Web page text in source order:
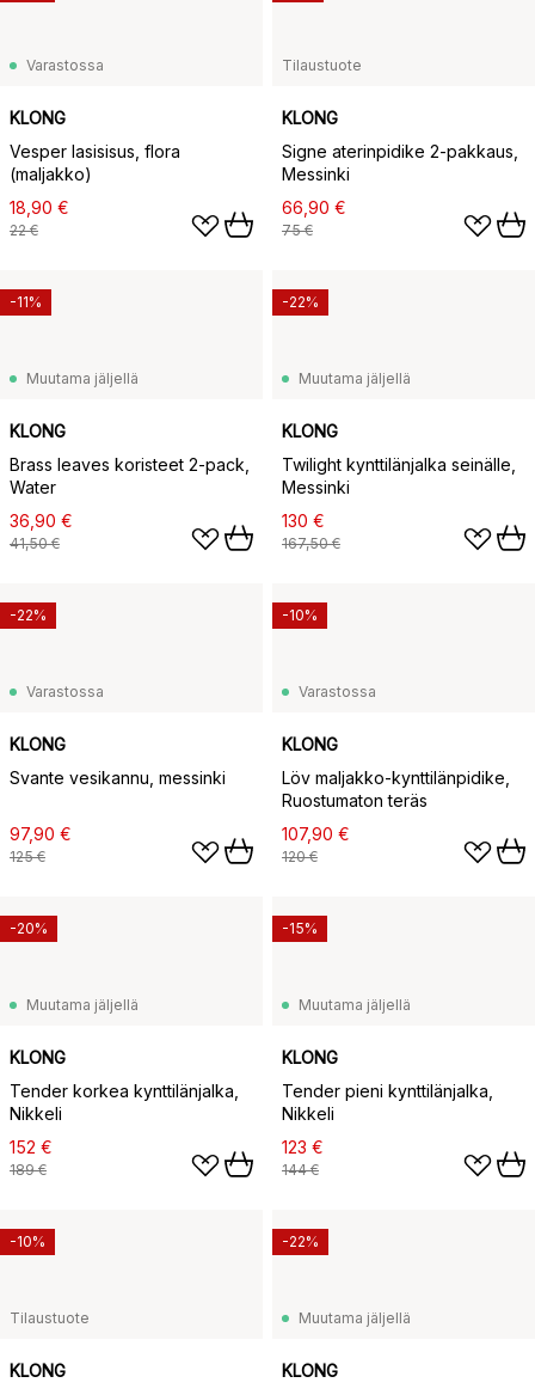
Varastossa
KLONG
Vesper lasisisus, flora
(maljakko)
18,90 €
22 €
Tilaustuote
KLONG
Signe aterinpidike 2-pakkaus,
Messinki
66,90 €
75 €
Muutama jäljellä
KLONG
Brass leaves koristeet 2-pack,
Water
36,90 €
41,50 €
-11%
Muutama jäljellä
KLONG
Twilight kynttilänjalka seinälle,
Messinki
130 €
167,50 €
-22%
Varastossa
KLONG
Svante vesikannu, messinki
97,90 €
125 €
-22%
Varastossa
KLONG
Löv maljakko-kynttilänpidike,
Ruostumaton teräs
107,90 €
120 €
-10%
Muutama jäljellä
KLONG
Tender korkea kynttilänjalka,
Nikkeli
152 €
189 €
-20%
Muutama jäljellä
KLONG
Tender pieni kynttilänjalka,
Nikkeli
123 €
144 €
-15%
Tilaustuote
KLONG
-10%
Muutama jäljellä
KLONG
-22%